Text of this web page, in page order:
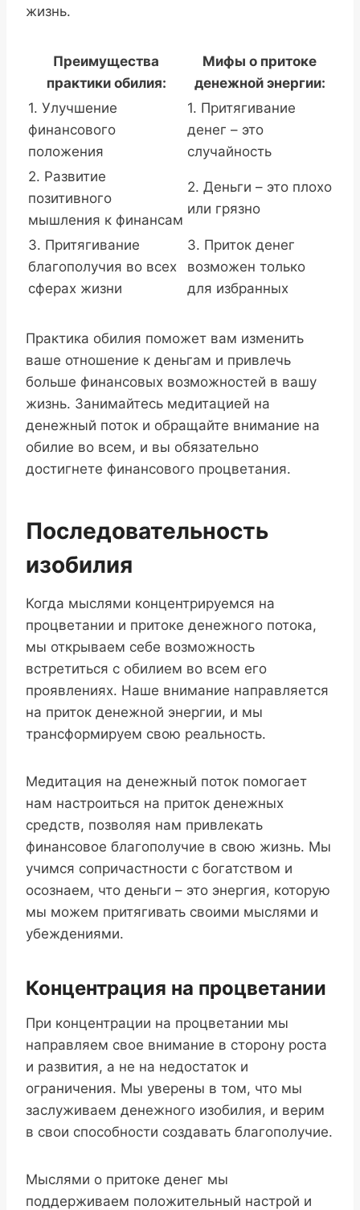
жизнь.
Преимущества
практики обилия:
Мифы о притоке
денежной энергии:
1. Улучшение
финансового
положения
1. Притягивание
денег – это
случайность
2. Развитие
позитивного
мышления к финансам
2. Деньги – это плохо
или грязно
3. Притягивание
благополучия во всех
сферах жизни
3. Приток денег
возможен только
для избранных
Практика обилия поможет вам изменить
ваше отношение к деньгам и привлечь
больше финансовых возможностей в вашу
жизнь. Занимайтесь медитацией на
денежный поток и обращайте внимание на
обилие во всем, и вы обязательно
достигнете финансового процветания.
Последовательность
изобилия
Когда мыслями концентрируемся на
процветании и притоке денежного потока,
мы открываем себе возможность
встретиться с обилием во всем его
проявлениях. Наше внимание направляется
на приток денежной энергии, и мы
трансформируем свою реальность.
Медитация на денежный поток помогает
нам настроиться на приток денежных
средств, позволяя нам привлекать
финансовое благополучие в свою жизнь. Мы
учимся сопричастности с богатством и
осознаем, что деньги – это энергия, которую
мы можем притягивать своими мыслями и
убеждениями.
Концентрация на процветании
При концентрации на процветании мы
направляем свое внимание в сторону роста
и развития, а не на недостаток и
ограничения. Мы уверены в том, что мы
заслуживаем денежного изобилия, и верим
в свои способности создавать благополучие.
Мыслями о притоке денег мы
поддерживаем положительный настрой и